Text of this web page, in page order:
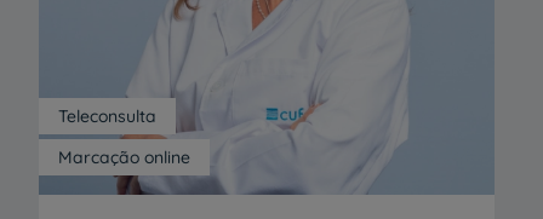
Marcação online
Teleconsulta